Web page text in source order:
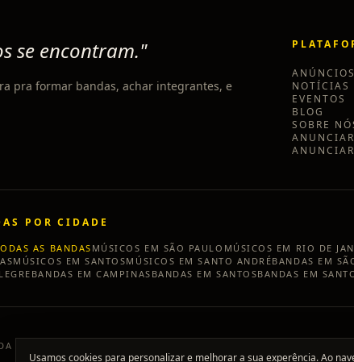
se encontram."
pra formar bandas, achar integrantes, e
ANÚNCIOS
NOTÍCIAS
EVENTOS
BLOG
SOBRE
ANUNCIAR
POR CIDADE
AS BANDAS MÚSICOS EM SÃO PAULO MÚSICOS EM RIO DE
MÚSICOS EMSANTOSMÚSICOS EMSANTO ANDRÉBANDAS EM
BANDAS EMCAMPINAS BANDAS EMSANTOSBANDAS EM
Usamos cookies para personalizar e melhorar a sua experência. Ao